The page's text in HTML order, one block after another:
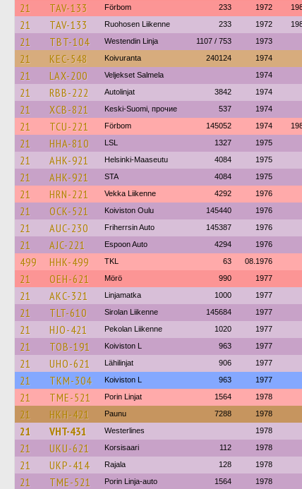
21 TAV-133 Förbom 233 1972
21 TAV-133 Ruohosen Liikenne 233 1972
21 TBT-104 Westendin Linja 1107 / 753 1973
21 KEC-548 Koivuranta 240124 1974
21 LAX-200 Veljekset Salmela 1974
21 RBB-222 Autolinjat 3842 1974
21 XCB-821 Keski-Suomi, прочие 537 1974
21 TCU-221 Förbom 145052 1974
21 HHA-810 LSL 1327 1975
21 AHK-921 Helsinki-Maaseutu 4084 1975
21 AHK-921 STA 4084 1975
21 HRN-221 Vekka Liikenne 4292 1976
21 OCK-521 Koiviston Oulu 145440 1976
21 AUC-230 Friherrsin Auto 145387 1976
21 AJC-221 Espoon Auto 4294 1976
499 HHK-499 TKL 63 08.1976
21 OEH-621 Mörö 990 1977
21 AKC-321 Linjamatka 1000 1977
21 TLT-610 Sirolan Liikenne 145684 1977
21 HJO-421 Pekolan Liikenne 1020 1977
21 TOB-191 Koiviston L 963 1977
21 UHO-621 Lähilinjat 906 1977
21 TKM-304 Koiviston L 963 1977
21 TME-521 Porin Linjat 1564 1978
21 HKH-421 Paunu 7288 1978
21 VHT-431 Westerlines 1978
21 UKU-621 Korsisaari 112 1978
21 UKP-414 Rajala 128 1978
21 TME-521 Porin Linja-auto 1564 1978